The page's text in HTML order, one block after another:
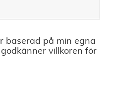
baserad på min egna
villkoren för